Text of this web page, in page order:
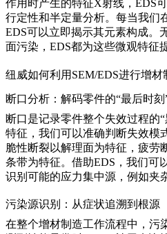
作用时产生的特征X射线，EDS
行定性和半定量分析。每当我们
EDS可以立即揭示其元素构成。
面污染，EDS都为这些微观特征
纽威如何利用SEM/EDS进行增
断口分析：解码零件的“最后时刻
断口是记录零件整个失效过程的
特征，我们可以准确判断失效模
脆性断裂以解理面为特征，疲劳
条带为特征。借助EDS，我们可
识别可能的应力集中源，例如夹
污染源识别：从症状追溯到根源
在整个增材制造工作流程中，污